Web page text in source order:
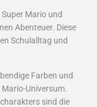
Mario und
Abenteuer. Diese
Schulalltag und
Farben und
Universum.
sind die